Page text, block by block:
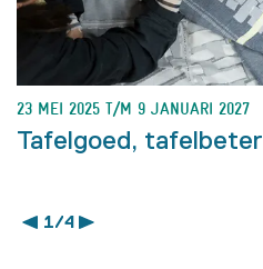
Tafelgoed, tafelbeter
23 MEI 2025 T/M 9 JANUARI 2027
1 / 4